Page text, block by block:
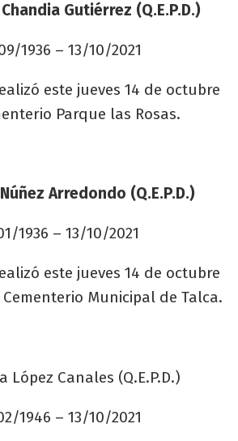
Gutiérrez (Q.E.P.D.)
1936 – 13/10/2021
este jueves 14 de octubre
Parque las Rosas.
Arredondo (Q.E.P.D.)
1936 – 13/10/2021
este jueves 14 de octubre
Municipal de Talca.
López Canales (Q.E.P.D.)
1946 – 13/10/2021